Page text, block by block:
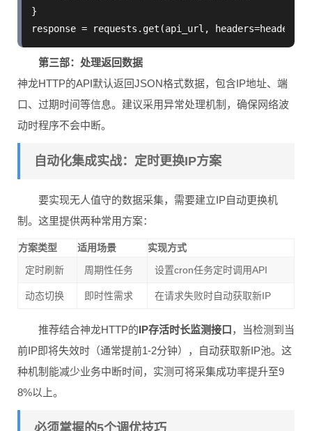
}
第三部：处理返回数据
神龙HTTP的API默认返回JSON格式数据，包含IP地址、端
口、过期时间等信息。建议采用异常处理机制，确保网络波
动时程序不会中断。
自动化集成实战：定时更换IP方案
要实现无人值守的数据采集，需要建立IP自动更换机
制。这里提供两种常用方案：
方案类型 适用场景
实现方式
定时刷新
周期性任务 设置cron任务定时调用API
动态切换 即时性需求 在请求失败时自动获取新IP
推荐结合神龙HTTP的IP存活时长监测接口，当检测到当
前IP即将失效时（通常提前1-2分钟），自动获取新IP池。这
种机制能减少业务中断时间，实测可将采集成功率提升至9
8%以上。
必须掌握的5个调优技巧